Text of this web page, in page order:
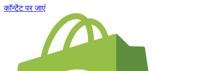
काॅन्टेंट पर जाएं